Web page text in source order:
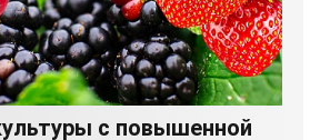
с повышенной